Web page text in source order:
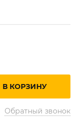
Обратный звонок
В КОРЗИНУ